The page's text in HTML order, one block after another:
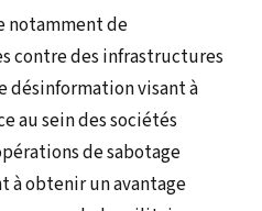
notamment de
contre des infrastructures
désinformation visant à
au sein des sociétés
de sabotage
à obtenir un avantage